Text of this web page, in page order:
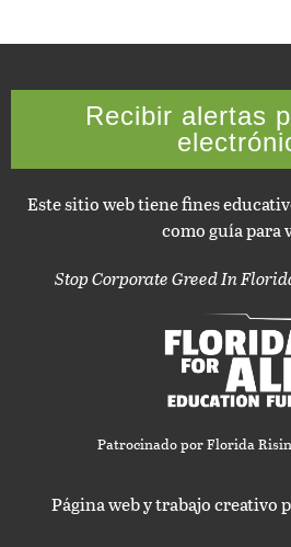
Recibir alertas
Este sitio web tiene fines
como guía para
Stop Corporate Greed In
Patrocinado por Florida
Página web y trabajo creativo